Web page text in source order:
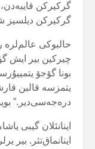
گرکیرکن
گرکیرکن دیلسیز
حالبوکی عالم‌لرە
چیرکین بیر ایش
بونا گۆجۆ
یتمزسە قالبن
درەجەسی‌دیر.”
اینانئلان گیبی
اینانماق‌تئر. بیر